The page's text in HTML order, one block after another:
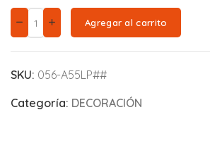
Agregar al carrito
SKU: 056-A55LP##
Categoría: DECORACIÓN